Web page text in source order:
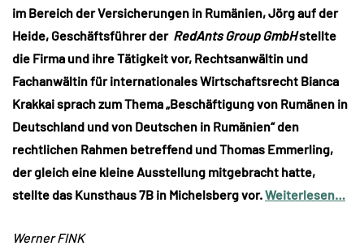
im Bereich der Versicherungen in Rumänien, Jörg auf der
Heide, Geschäftsführer der RedAnts Group GmbHstellte
die Firma und ihre Tätigkeit vor, Rechtsanwältin und
Fachanwältin für internationales Wirtschaftsrecht Bianca
Krakkai sprach zum Thema „Beschäftigung von Rumänen in
Deutschland und von Deutschen in Rumänien“ den
rechtlichen Rahmen betreffend und Thomas Emmerling,
der gleich eine kleine Ausstellung mitgebracht hatte,
stellte das Kunsthaus 7B in Michelsberg vor.Weiterlesen…
Werner FINK